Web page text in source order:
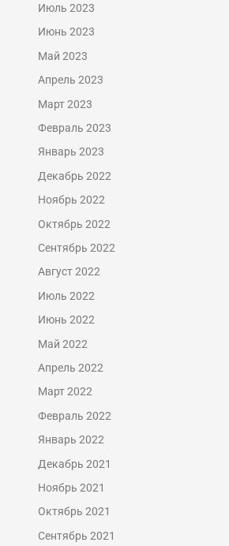
Июль 2023
Июнь 2023
Май 2023
Апрель 2023
Март 2023
Февраль 2023
Январь 2023
Декабрь 2022
Ноябрь 2022
Октябрь 2022
Сентябрь 2022
Август 2022
Июль 2022
Июнь 2022
Май 2022
Апрель 2022
Март 2022
Февраль 2022
Январь 2022
Декабрь 2021
Ноябрь 2021
Октябрь 2021
Сентябрь 2021